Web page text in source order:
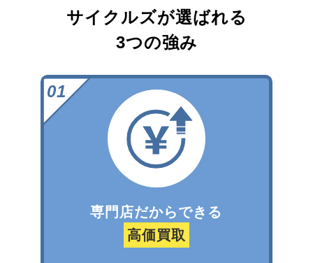
サイクルズが選ばれる
3つの強み
専門店だからできる
高価買取